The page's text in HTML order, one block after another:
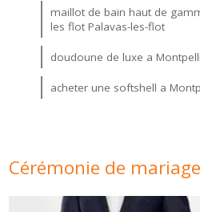
maillot de bain haut de
les flot Palavas-les-flot
doudoune de luxe a
acheter une softshell a
Cérémonie de